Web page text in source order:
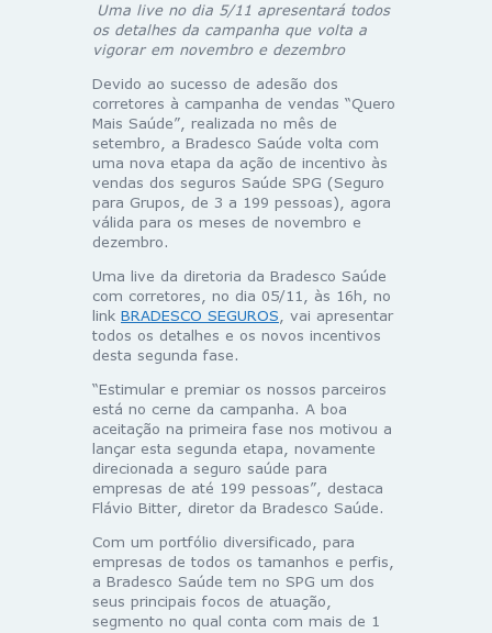
Uma live no dia 5/11 apresentará todos
os detalhes da campanha que volta a
vigorar em novembro e dezembro
Devido ao sucesso de adesão dos
corretores à campanha de vendas “Quero
Mais Saúde”, realizada no mês de
setembro, a Bradesco Saúde volta com
uma nova etapa da ação de incentivo às
vendas dos seguros Saúde SPG (Seguro
para Grupos, de 3 a 199 pessoas), agora
válida para os meses de novembro e
dezembro.
Uma live da diretoria da Bradesco Saúde
com corretores, no dia 05/11, às 16h, no
link BRADESCO SEGUROS, vai apresentar
todos os detalhes e os novos incentivos
desta segunda fase.
“Estimular e premiar os nossos parceiros
está no cerne da campanha. A boa
aceitação na primeira fase nos motivou a
lançar esta segunda etapa, novamente
direcionada a seguro saúde para
empresas de até 199 pessoas”, destaca
Flávio Bitter, diretor da Bradesco Saúde.
Com um portfólio diversificado, para
empresas de todos os tamanhos e perfis,
a Bradesco Saúde tem no SPG um dos
seus principais focos de atuação,
segmento no qual conta com mais de 1